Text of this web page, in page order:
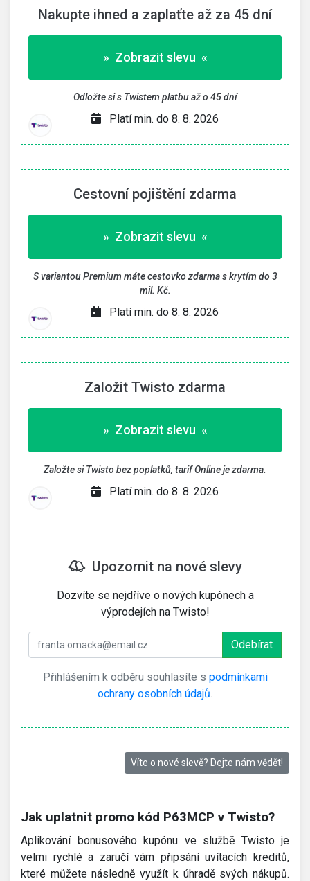
Nakupte ihned a zaplaťte až za 45 dní
» Zobrazit slevu «
Odložte si s Twistem platbu až o 45 dní
Platí min. do 8. 8. 2026
Cestovní pojištění zdarma
» Zobrazit slevu «
S variantou Premium máte cestovko zdarma s krytím do 3
mil. Kč.
Platí min. do 8. 8. 2026
Založit Twisto zdarma
» Zobrazit slevu «
Založte si Twisto bez poplatků, tarif Online je zdarma.
Platí min. do 8. 8. 2026
Upozornit na nové slevy
Dozvíte se nejdříve o nových kupónech a
výprodejích na Twisto!
Přihlášením k odběru souhlasíte s podmínkami
ochrany osobních údajů.
Víte o nové slevě? Dejte nám vědět!
Jak uplatnit promo kód P63MCP v Twisto?
Aplikování bonusového kupónu ve službě Twisto je
velmi rychlé a zaručí vám připsání uvítacích kreditů,
které můžete následně využít k úhradě svých nákupů.